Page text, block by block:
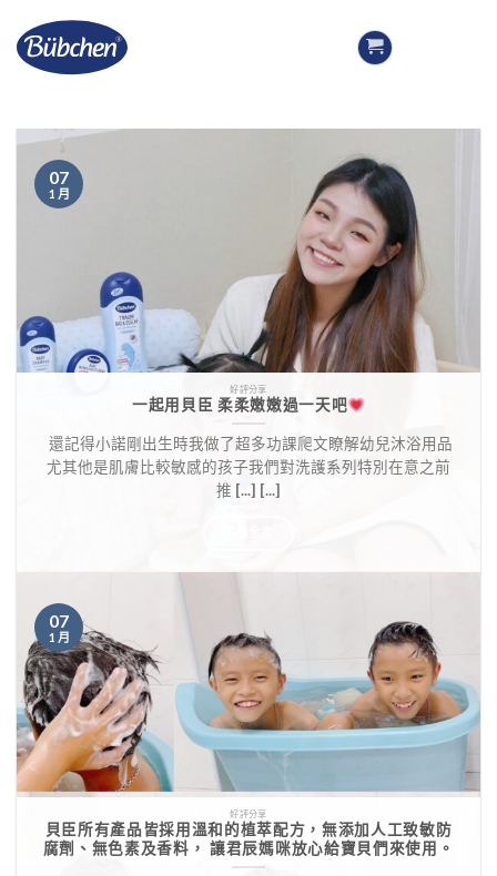
to
content
好評分享
一起用貝臣 柔柔嫩嫩過一天吧
​ 還記得小諾剛出生時我做了超多功課爬文瞭解幼兒沐浴用品
尤其他是肌膚比較敏感的孩子我們對洗護系列特別在意之前
推 [...] [...]
07
1 月
好評分享
貝臣所有產品皆採用溫和的植萃配方，無添加人工致敏防
腐劑、無色素及香料， 讓君辰媽咪放心給寶貝們來使用。
07
1 月